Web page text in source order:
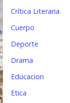
Crítica Literaria
Cuerpo
Deporte
Drama
Educacion
Etica